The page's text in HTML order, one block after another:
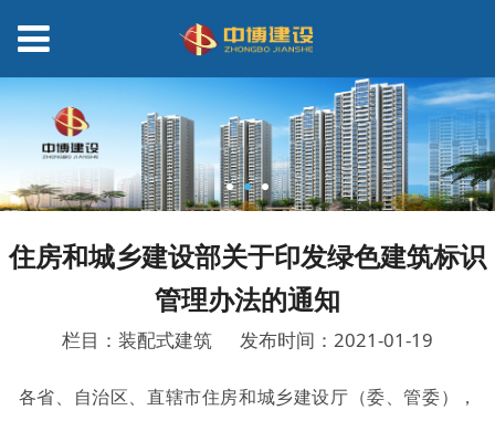
住房和城乡建设部关于印发绿色建筑标识
管理办法的通知
栏目：装配式建筑 发布时间：2021-01-19
各省、自治区、直辖市住房和城乡建设厅（委、管委），